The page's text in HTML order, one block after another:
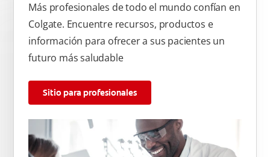
Más profesionales de todo el mundo confían en
Colgate. Encuentre recursos, productos e
información para ofrecer a sus pacientes un
futuro más saludable
Sitio para profesionales